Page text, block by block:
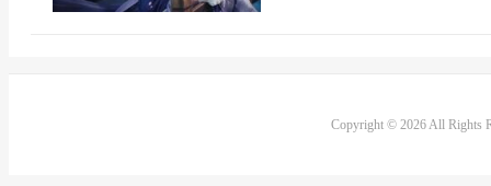
Copyright © 2026 All Rights